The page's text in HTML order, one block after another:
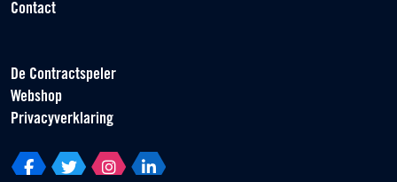
Contact
De Contractspeler
Webshop
Privacyverklaring